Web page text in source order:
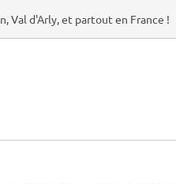
Val d'Arly, et partout en France !